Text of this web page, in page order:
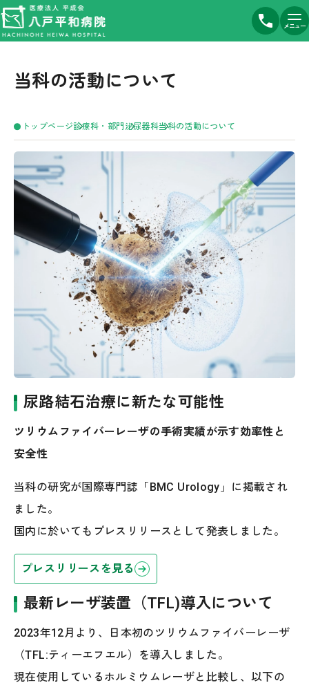
メニュー
当科の活動について
トップページ診療科・部門 泌尿器科当科の活動について
尿路結石治療に新たな可能性
ツリウムファイバーレーザの手術実績が示す効率性と
安全性
当科の研究が国際専門誌「BMC Urology」に掲載され
ました。
国内に於いてもプレスリリースとして発表しました。
プレスリリースを見る
最新レーザ装置（TFL)導入について
2023年12月より、日本初のツリウムファイバーレーザ
（TFL:ティーエフエル）を導入しました。
現在使用しているホルミウムレーザと比較し、以下の